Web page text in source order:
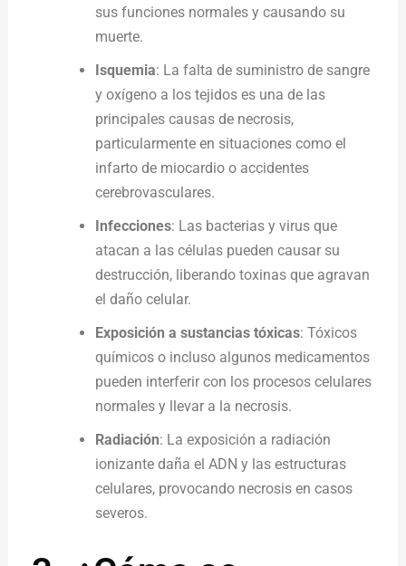
sus funciones normales y causando su
muerte.
Isquemia: La falta de suministro de sangre
y oxígeno a los tejidos es una de las
principales causas de necrosis,
particularmente en situaciones como el
infarto de miocardio o accidentes
cerebrovasculares.
Infecciones: Las bacterias y virus que
atacan a las células pueden causar su
destrucción, liberando toxinas que agravan
el daño celular.
Exposición a sustancias tóxicas: Tóxicos
químicos o incluso algunos medicamentos
pueden interferir con los procesos celulares
normales y llevar a la necrosis.
Radiación: La exposición a radiación
ionizante daña el ADN y las estructuras
celulares, provocando necrosis en casos
severos.